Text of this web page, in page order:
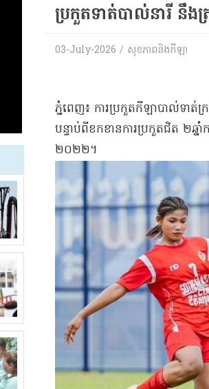
ប្រកួត​ទាត់​បាល់​នារី នឹង​ត្
03-July-2026 / សុខភាពនិងកីឡា
ភ្នំពេញ​៖ ការប្រកួត​កីឡាបាល់ទា
បន្ទាប់ពី​ខកខាន​ការប្រកួត​ជិត ២​ឆ្ន
២០២២​។​